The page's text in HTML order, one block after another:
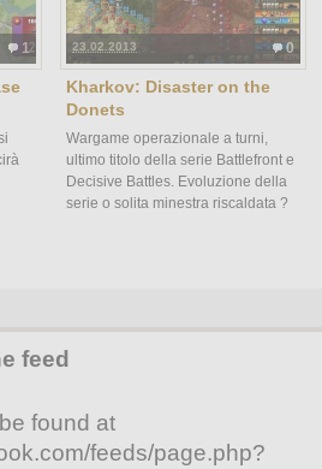
1 0
23.02.2013
Kharkov: Disaster on the
Donets
Wargame operazionale a turni,
ultimo titolo della serie Battlefront e
Decisive Battles. Evoluzione della
serie o solita minestra riscaldata ?
feed
found at
feeds/page.php?